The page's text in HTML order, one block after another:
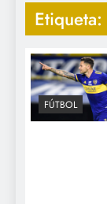
Etiqueta:
FÚTBOL